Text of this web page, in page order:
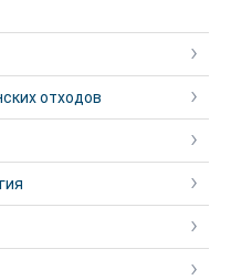
отходов